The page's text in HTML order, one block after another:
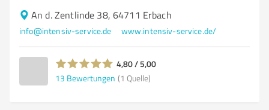
An d. Zentlinde 38, 64711 Erbach
info@intensiv-service.de www.intensiv-service.de/
4,80 / 5,00
13 Bewertungen (1 Quelle)